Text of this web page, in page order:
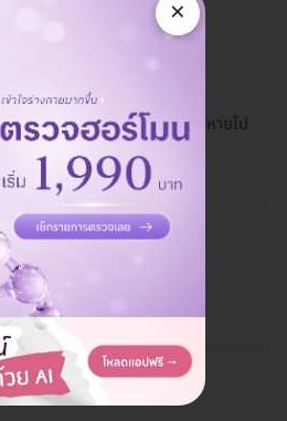
ยงอะไรบ้าง?
งหรือบวมบริเวณที่ทำ ซึ่งมักจะหายไป
ากวันซื้อ
ตภัณฑ์อะไรหลังการทำ?
×